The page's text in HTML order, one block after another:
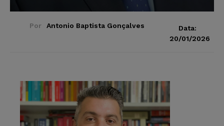
Por Antonio Baptista Gonçalves
Data:
20/01/2026